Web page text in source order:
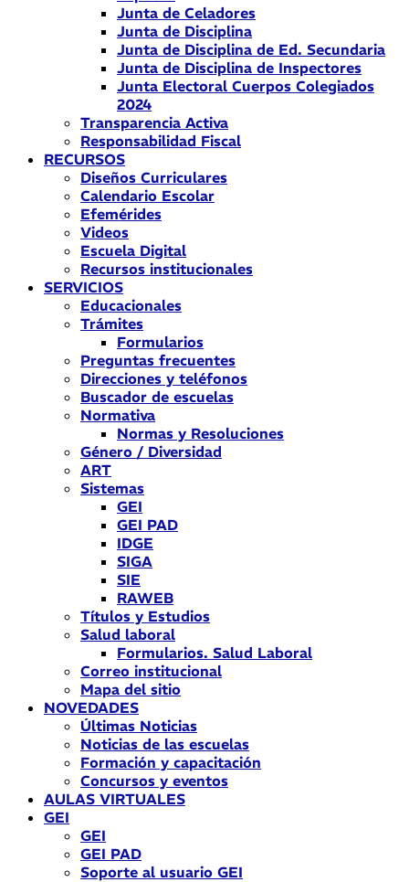
Junta de Celadores
Junta de Disciplina
Junta de Disciplina de Ed. Secundaria
Junta de Disciplina de Inspectores
Junta Electoral Cuerpos Colegiados
2024
Transparencia Activa
Responsabilidad Fiscal
RECURSOS
Diseños Curriculares
Calendario Escolar
Efemérides
Videos
Escuela Digital
Recursos institucionales
SERVICIOS
Educacionales
Trámites
Formularios
Preguntas frecuentes
Direcciones y teléfonos
Buscador de escuelas
Normativa
Normas y Resoluciones
Género / Diversidad
ART
Sistemas
GEI
GEI PAD
IDGE
SIGA
SIE
RAWEB
Títulos y Estudios
Salud laboral
Formularios. Salud Laboral
Correo institucional
Mapa del sitio
NOVEDADES
Últimas Noticias
Noticias de las escuelas
Formación y capacitación
Concursos y eventos
AULAS VIRTUALES
GEI
GEI
GEI PAD
Soporte al usuario GEI